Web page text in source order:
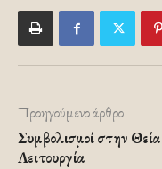
Προηγούμενο άρθρο
Συμβολισμοί στην Θεία
Λειτουργία